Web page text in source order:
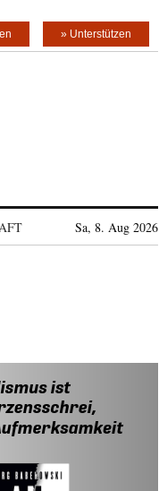
» Unterstützen
Sa, 8. Aug 2026